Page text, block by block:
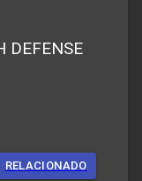
DEFENSE
RELACIONADO